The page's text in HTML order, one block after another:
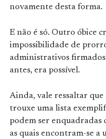
novamente desta forma.
E não é só. Outro óbice
impossibilidade de
administrativos
antes, era possível.
Ainda, vale ressaltar
trouxe uma lista
podem ser enquadradas
as quais encontram-se